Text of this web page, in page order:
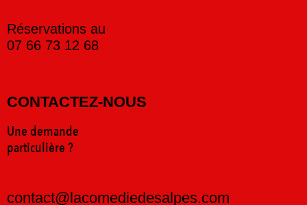
Réservations au
07 66 73 12 68
CONTACTEZ-NOUS
Une demande
particulière ?
contact@lacomediedesalpes.com